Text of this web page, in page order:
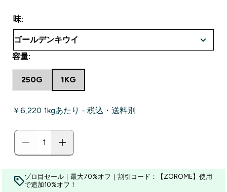
味:
容量:
250G 1KG
￥6,220‎ 1kgあたり - 税込・送料別
ゾロ目セール｜最大70%オフ｜割引コード：【ZOROME】使用
で追加10%オフ！